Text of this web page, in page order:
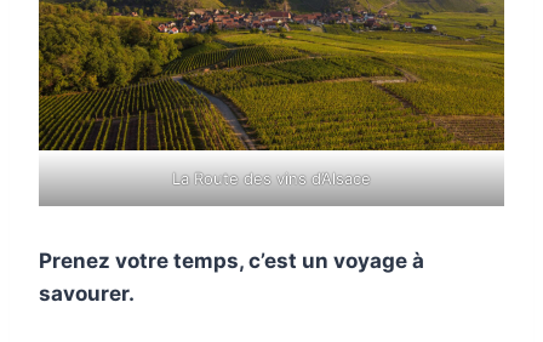
La Route des vins d’Alsace
Prenez votre temps, c’est un voyage à
savourer.